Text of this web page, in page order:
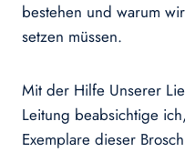
bestehen und warum
setzen müssen.
Mit der Hilfe Unserer
Leitung beabsichtige
Exemplare dieser